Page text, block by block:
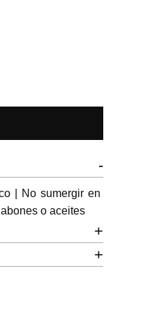
-
| No sumergir en
o aceites
+
+